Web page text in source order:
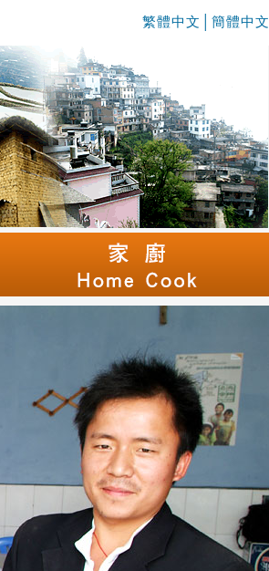
繁體中文 簡體中文